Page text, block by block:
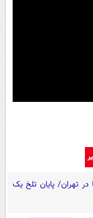
در تهران/ پایان تلخ یک